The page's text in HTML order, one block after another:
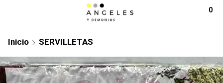
0
Inicio SERVILLETAS